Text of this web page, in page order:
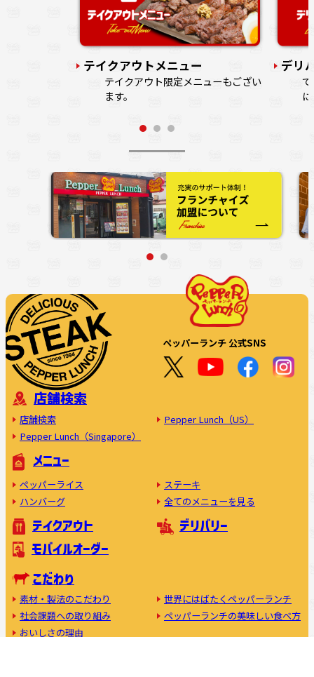
テイクアウトメニュー
テイクアウト限定メニューもござい
ます。
デリ
ペッパーランチ 公式SNS
店舗検索
店舗検索
Pepper Lunch（US）
Pepper Lunch（Singapore）
メニュー
ペッパーライス
ステーキ
ハンバーグ
全てのメニューを見る
テイクアウト
デリバリー
モバイルオーダー
こだわり
素材・製法のこだわり
世界にはばたくペッパーランチ
社会課題への取り組み
ペッパーランチの美味しい食べ方
おいしさの理由